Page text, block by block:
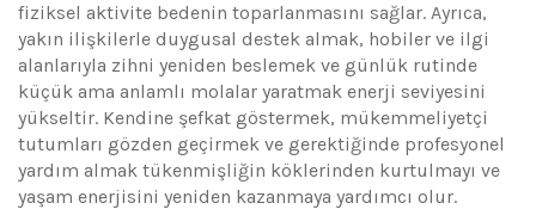
fiziksel aktivite bedenin toparlanmasını sağlar. Ayrıca,
yakın ilişkilerle duygusal destek almak, hobiler ve ilgi
alanlarıyla zihni yeniden beslemek ve günlük rutinde
küçük ama anlamlı molalar yaratmak enerji seviyesini
yükseltir. Kendine şefkat göstermek, mükemmeliyetçi
tutumları gözden geçirmek ve gerektiğinde profesyonel
yardım almak tükenmişliğin köklerinden kurtulmayı ve
yaşam enerjisini yeniden kazanmaya yardımcı olur.